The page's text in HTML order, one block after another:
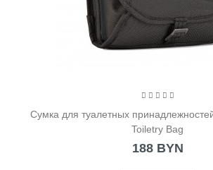
Cумка для туалетных
Toiletry Bag
188 BYN